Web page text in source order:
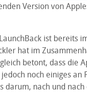
Version von
ist bereits
hat im
betont, dass die
noch einiges an
darum, nach und